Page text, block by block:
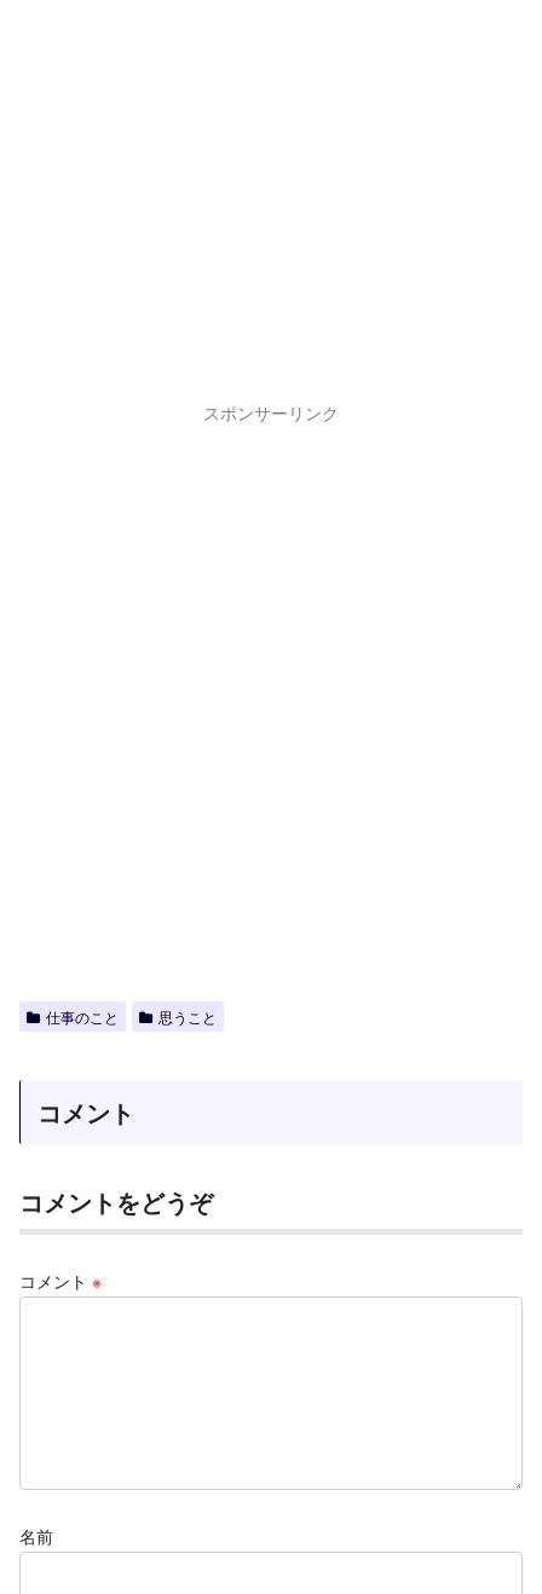
スポンサーリンク
仕事のこと 思うこと
コメント
コメントをどうぞ
コメント ※
名前